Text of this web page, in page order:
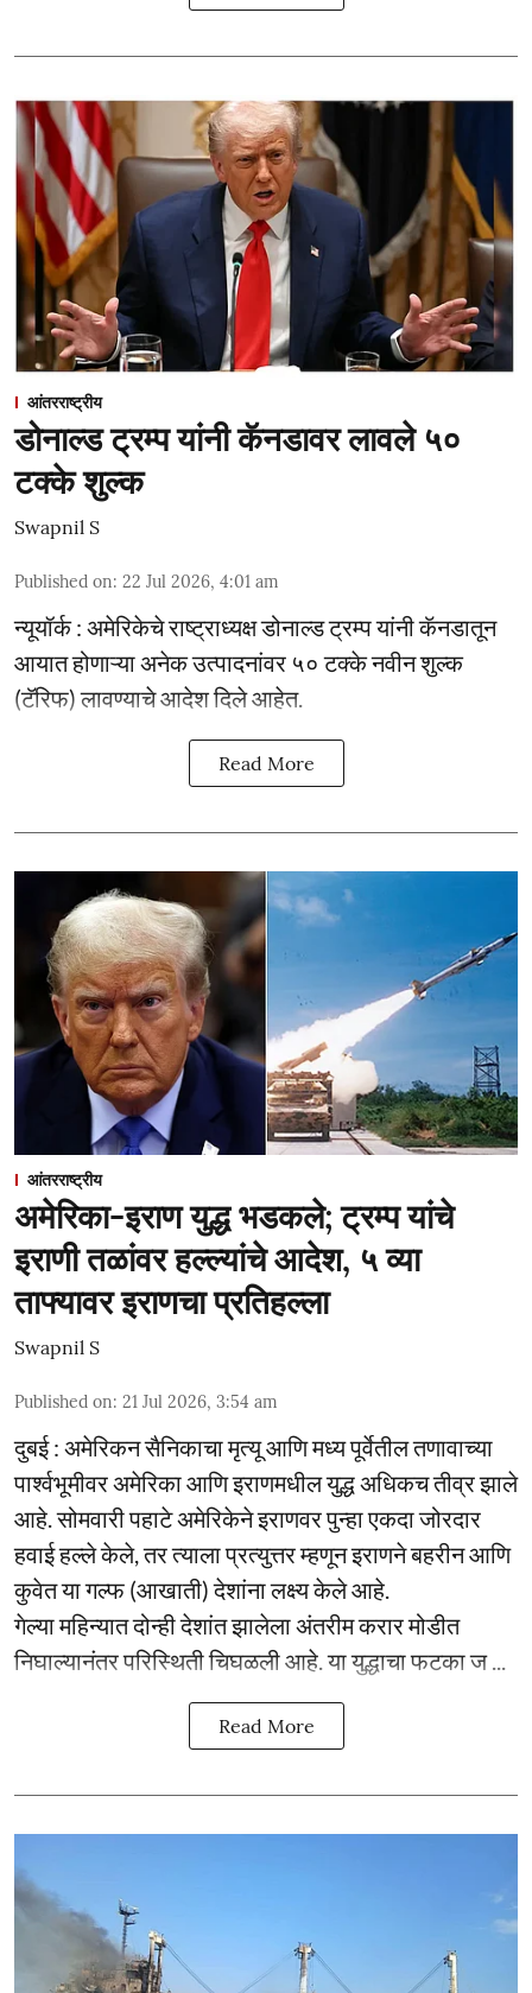
आंतरराष्ट्रीय
डोनाल्ड ट्रम्प यांनी कॅनडावर लावले ५०
टक्के शुल्क
Swapnil S
Published on: 22 Jul 2026, 4:01 am
न्यूयॉर्क : अमेरिकेचे राष्ट्राध्यक्ष डोनाल्ड ट्रम्प यांनी कॅनडातून
आयात होणाऱ्या अनेक उत्पादनांवर ५० टक्के नवीन शुल्क
(टॅरिफ) लावण्याचे आदेश दिले आहेत.
Read More
आंतरराष्ट्रीय
अमेरिका-इराण युद्ध भडकले; ट्रम्प यांचे
इराणी तळांवर हल्ल्यांचे आदेश, ५ व्या
ताफ्यावर इराणचा प्रतिहल्ला
Swapnil S
Published on: 21 Jul 2026, 3:54 am
दुबई : अमेरिकन सैनिकाचा मृत्यू आणि मध्य पूर्वेतील तणावाच्या
पार्श्वभूमीवर अमेरिका आणि इराणमधील युद्ध अधिकच तीव्र झाले
आहे. सोमवारी पहाटे अमेरिकेने इराणवर पुन्हा एकदा जोरदार
हवाई हल्ले केले, तर त्याला प्रत्युत्तर म्हणून इराणने बहरीन आणि
कुवेत या गल्फ (आखाती) देशांना लक्ष्य केले आहे.
गेल्या महिन्यात दोन्ही देशांत झालेला अंतरीम करार मोडीत
निघाल्यानंतर परिस्थिती चिघळली आहे. या युद्धाचा फटका ज ...
Read More